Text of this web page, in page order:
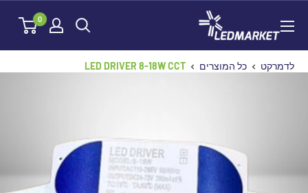
לתוכן
0
לדמרקט כל המוצרים LED DRIVER 8-18W CCT